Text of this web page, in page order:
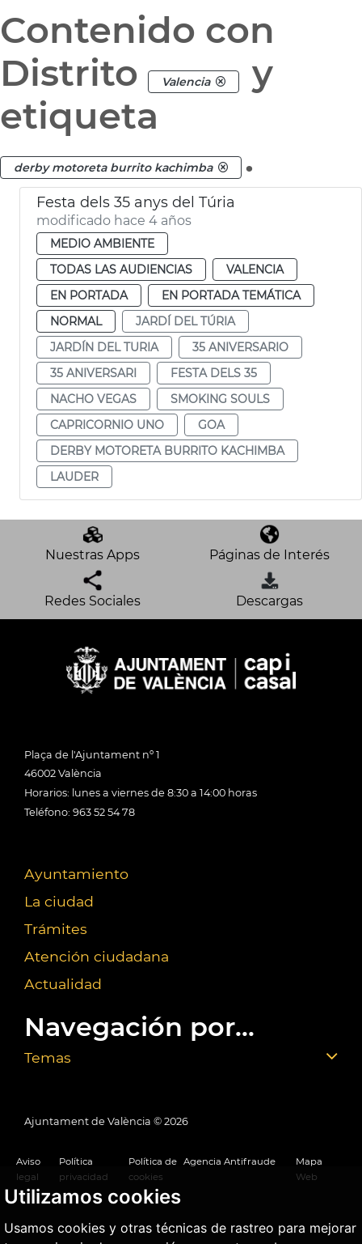
Utilizamos cookies
Usamos cookies y otras técnicas de rastreo para mejorar
Contenido con
Distrito
Valencia
y
etiqueta
derby motoreta burrito kachimba .
Festa dels 35 anys del Túria
modificado hace 4 años
MEDIO AMBIENTE
TODAS LAS AUDIENCIAS
VALENCIA
EN PORTADA
EN PORTADA TEMÁTICA
NORMAL
JARDÍ DEL TÚRIA
JARDÍN DEL TURIA
35 ANIVERSARIO
35 ANIVERSARI
FESTA DELS 35
NACHO VEGAS
SMOKING SOULS
CAPRICORNIO UNO
GOA
DERBY MOTORETA BURRITO KACHIMBA
LAUDER
Nuestras Apps Páginas de Interés
Redes Sociales Descargas
Plaça de l'Ajuntament nº 1
46002 València
Horarios: lunes a viernes de 8:30 a 14:00 horas
Teléfono: 963 52 54 78
Ayuntamiento
La ciudad
Trámites
Atención ciudadana
Actualidad
Navegación por...
Temas
Ajuntament de València © 2026
Aviso
legal
Política
privacidad
Política de
cookies
Agencia Antifraude
Mapa
Web